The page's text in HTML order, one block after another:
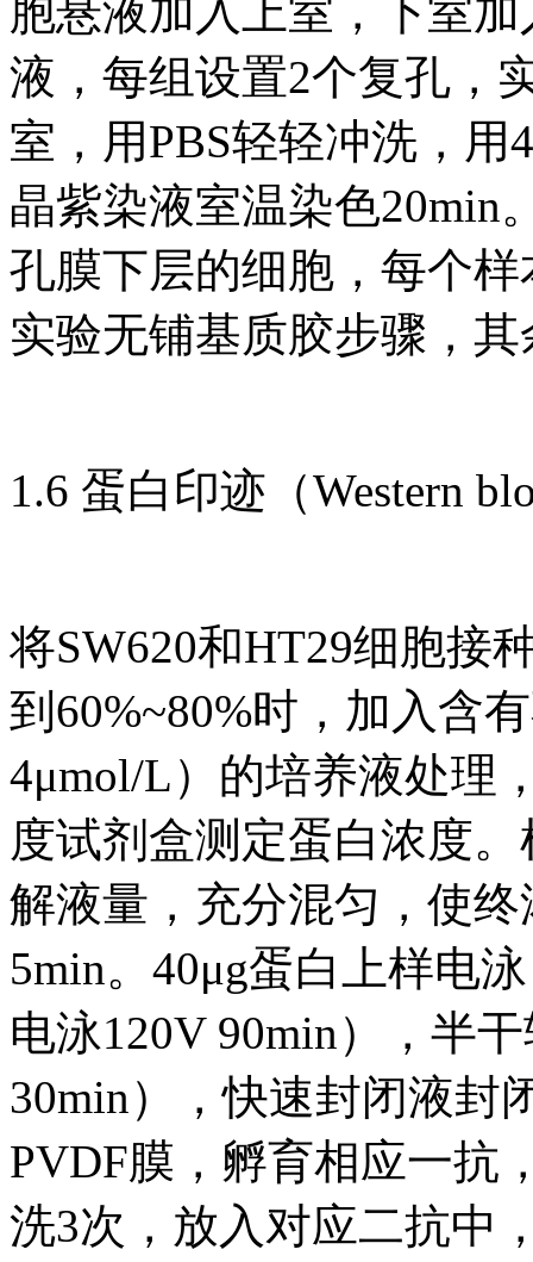
胞悬液加入上室，下室
液，每组设置2个复孔，
室，用PBS轻轻冲洗，
晶紫染液室温染色20min
孔膜下层的细胞，每个
实验无铺基质胶步骤，
1.6 蛋白印迹（Western
将SW620和HT29细胞接
到60%~80%时，加入含
4μmol/L）的培养液处理
度试剂盒测定蛋白浓度
解液量，充分混匀，使
5min。40μg蛋白上样电
电泳120V 90min），半
30min），快速封闭液封
PVDF膜，孵育相应一抗
洗3次，放入对应二抗中